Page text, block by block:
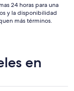
24 horas para una
y la disponibilidad
más términos.
en